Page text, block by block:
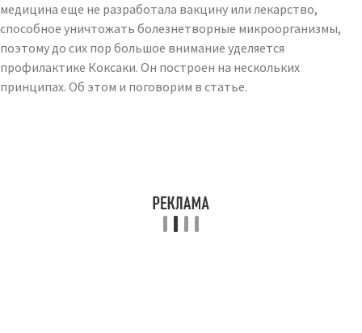
медицина еще не разработала вакцину или лекарство,
способное уничтожать болезнетворные микроорганизмы,
поэтому до сих пор большое внимание уделяется
профилактике Коксаки. Он построен на нескольких
принципах. Об этом и поговорим в статье.